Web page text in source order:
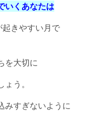
いくあなたは
きやすい月で
を大切に
う。
みすぎないように